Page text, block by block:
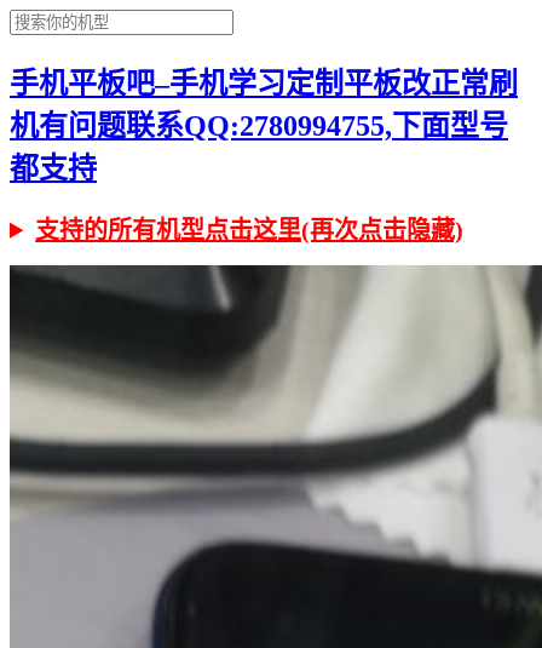
手机平板吧–手机学习定制平板改正常刷
机有问题联系QQ:2780994755,下面型号
都支持
支持的所有机型点击这里(再次点击隐藏)